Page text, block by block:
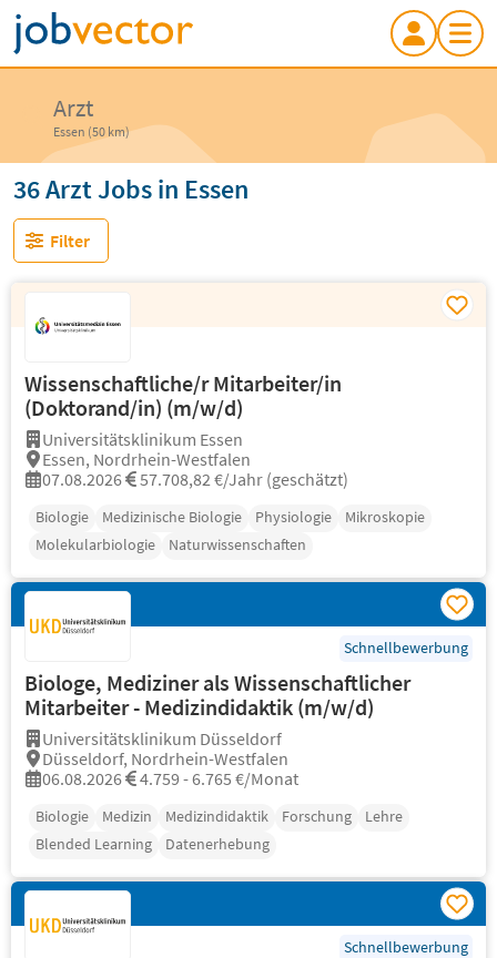
Arzt
Essen (50 km)
36 Arzt Jobs in Essen
Filter
Wissenschaftliche/r Mitarbeiter/in
(Doktorand/in) (m/w/d)
Universitätsklinikum Essen
Essen, Nordrhein-Westfalen
07.08.2026
57.708,82 €/Jahr (geschätzt)
Biologie Medizinische Biologie Physiologie
Mikroskopie
Molekularbiologie
Naturwissenschaften
Schnellbewerbung
Biologe, Mediziner als Wissenschaftlicher
Mitarbeiter - Medizindidaktik (m/w/d)
Universitätsklinikum Düsseldorf
Düsseldorf, Nordrhein-Westfalen
06.08.2026
4.759 - 6.765 €/Monat
Biologie Medizin Medizindidaktik Forschung
Lehre
Blended Learning
Datenerhebung
Schnellbewerbung